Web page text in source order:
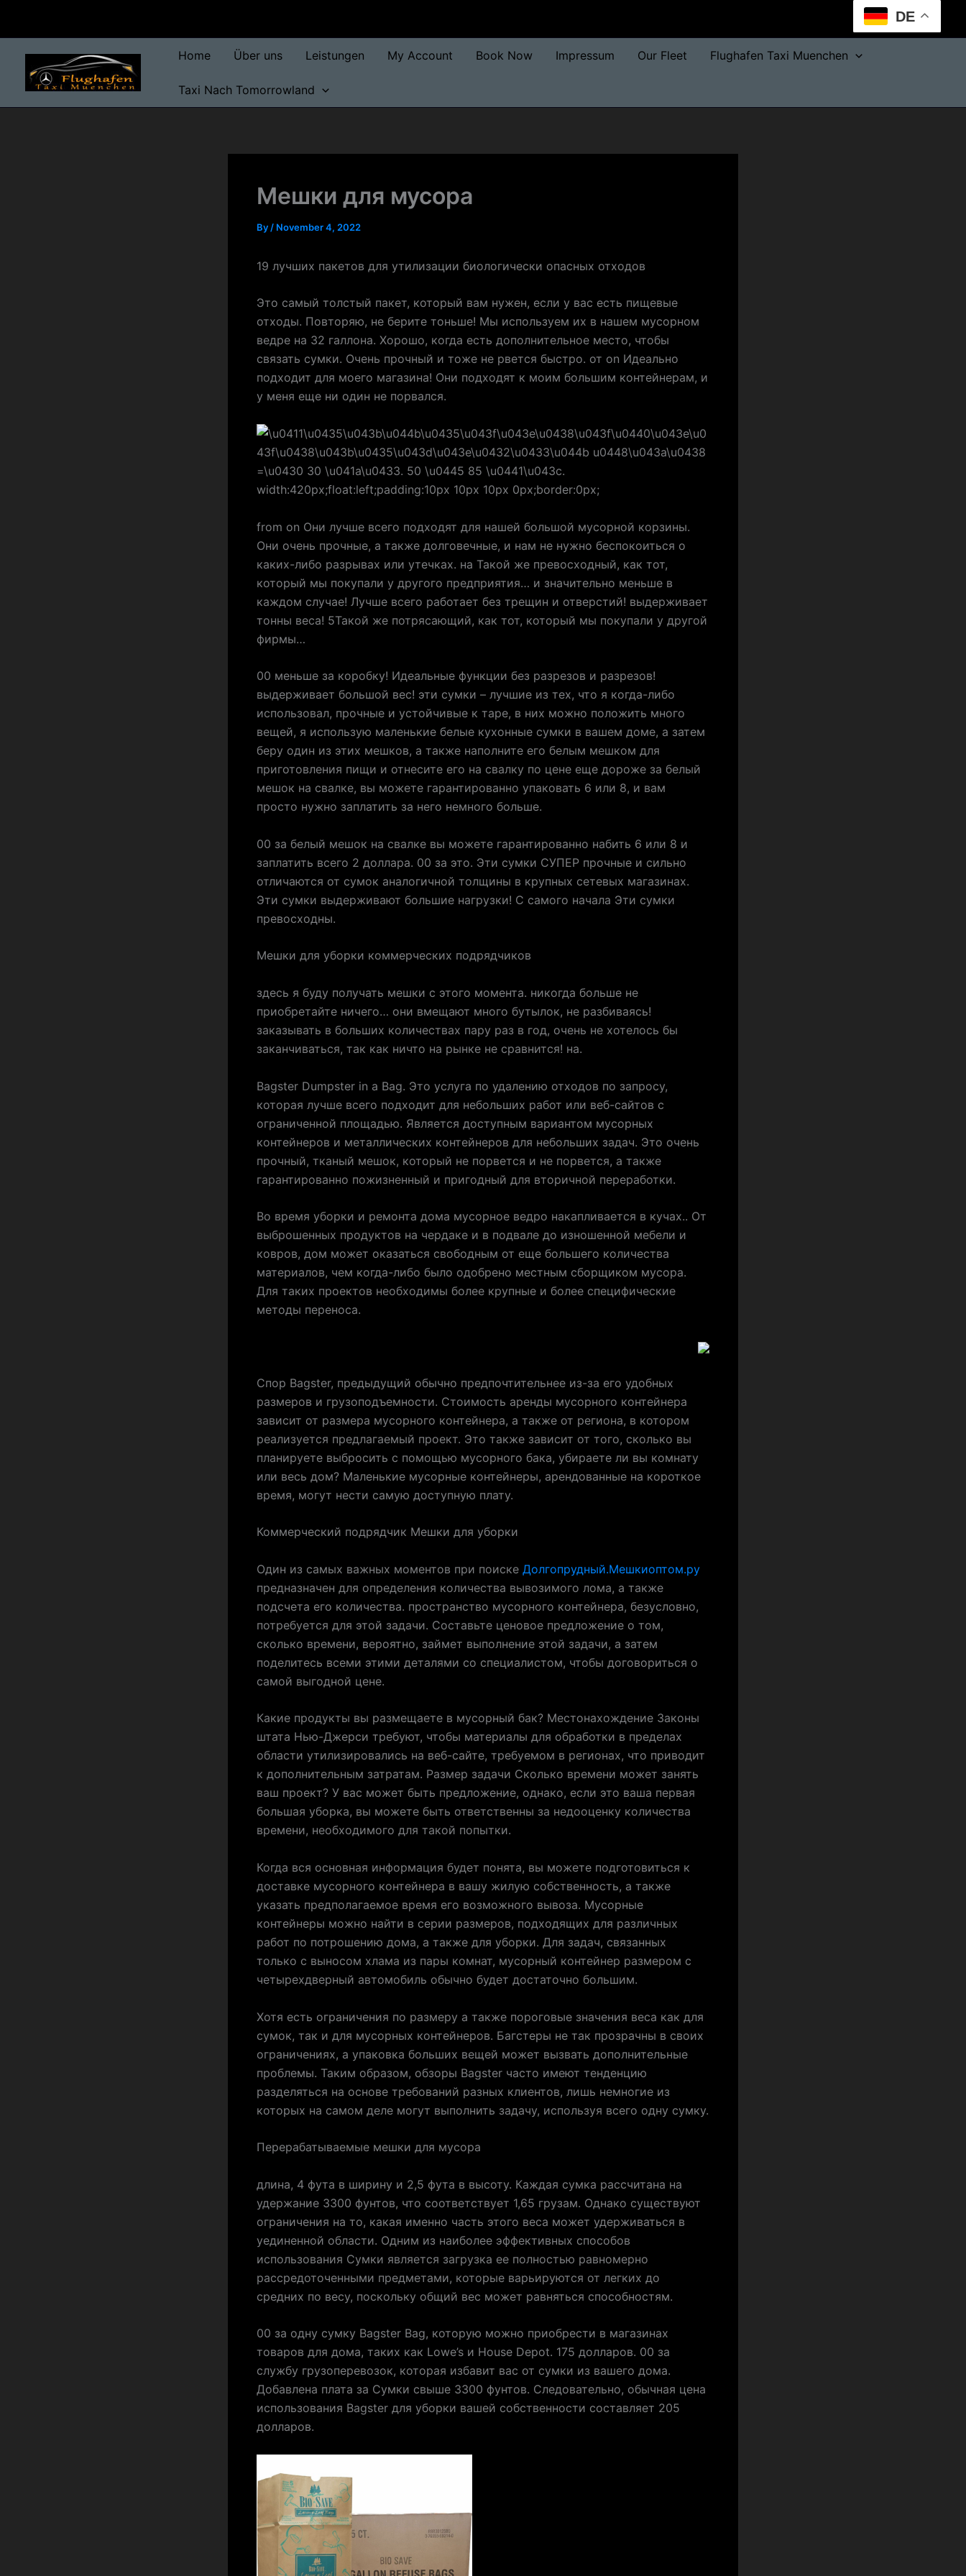
DE
Home Über uns Leistungen My Account Book Now Impressum Our Fleet Flughafen Taxi Muenchen
Taxi Nach Tomorrowland
Мешки для мусора
By / November 4, 2022
19 лучших пакетов для утилизации биологически опасных отходов
Это самый толстый пакет, который вам нужен, если у вас есть пищевые
отходы. Повторяю, не берите тоньше! Мы используем их в нашем мусорном
ведре на 32 галлона. Хорошо, когда есть дополнительное место, чтобы
связать сумки. Очень прочный и тоже не рвется быстро. от on Идеально
подходит для моего магазина! Они подходят к моим большим контейнерам, и
у меня еще ни один не порвался.
from on Они лучше всего подходят для нашей большой мусорной корзины.
Они очень прочные, а также долговечные, и нам не нужно беспокоиться о
каких-либо разрывах или утечках. на Такой же превосходный, как тот,
который мы покупали у другого предприятия… и значительно меньше в
каждом случае! Лучше всего работает без трещин и отверстий! выдерживает
тонны веса! 5Такой же потрясающий, как тот, который мы покупали у другой
фирмы…
00 меньше за коробку! Идеальные функции без разрезов и разрезов!
выдерживает большой вес! эти сумки – лучшие из тех, что я когда-либо
использовал, прочные и устойчивые к таре, в них можно положить много
вещей, я использую маленькие белые кухонные сумки в вашем доме, а затем
беру один из этих мешков, а также наполните его белым мешком для
приготовления пищи и отнесите его на свалку по цене еще дороже за белый
мешок на свалке, вы можете гарантированно упаковать 6 или 8, и вам
просто нужно заплатить за него немного больше.
00 за белый мешок на свалке вы можете гарантированно набить 6 или 8 и
заплатить всего 2 доллара. 00 за это. Эти сумки СУПЕР прочные и сильно
отличаются от сумок аналогичной толщины в крупных сетевых магазинах.
Эти сумки выдерживают большие нагрузки! С самого начала Эти сумки
превосходны.
Мешки для уборки коммерческих подрядчиков
здесь я буду получать мешки с этого момента. никогда больше не
приобретайте ничего… они вмещают много бутылок, не разбиваясь!
заказывать в больших количествах пару раз в год, очень не хотелось бы
заканчиваться, так как ничто на рынке не сравнится! на.
Bagster Dumpster in a Bag. Это услуга по удалению отходов по запросу,
которая лучше всего подходит для небольших работ или веб-сайтов с
ограниченной площадью. Является доступным вариантом мусорных
контейнеров и металлических контейнеров для небольших задач. Это очень
прочный, тканый мешок, который не порвется и не порвется, а также
гарантированно пожизненный и пригодный для вторичной переработки.
Во время уборки и ремонта дома мусорное ведро накапливается в кучах.. От
выброшенных продуктов на чердаке и в подвале до изношенной мебели и
ковров, дом может оказаться свободным от еще большего количества
материалов, чем когда-либо было одобрено местным сборщиком мусора.
Для таких проектов необходимы более крупные и более специфические
методы переноса.
Спор Bagster, предыдущий обычно предпочтительнее из-за его удобных
размеров и грузоподъемности. Стоимость аренды мусорного контейнера
зависит от размера мусорного контейнера, а также от региона, в котором
реализуется предлагаемый проект. Это также зависит от того, сколько вы
планируете выбросить с помощью мусорного бака, убираете ли вы комнату
или весь дом? Маленькие мусорные контейнеры, арендованные на короткое
время, могут нести самую доступную плату.
Коммерческий подрядчик Мешки для уборки
Один из самых важных моментов при поиске Долгопрудный.Мешкиоптом.ру
предназначен для определения количества вывозимого лома, а также
подсчета его количества. пространство мусорного контейнера, безусловно,
потребуется для этой задачи. Составьте ценовое предложение о том,
сколько времени, вероятно, займет выполнение этой задачи, а затем
поделитесь всеми этими деталями со специалистом, чтобы договориться о
самой выгодной цене.
Какие продукты вы размещаете в мусорный бак? Местонахождение Законы
штата Нью-Джерси требуют, чтобы материалы для обработки в пределах
области утилизировались на веб-сайте, требуемом в регионах, что приводит
к дополнительным затратам. Размер задачи Сколько времени может занять
ваш проект? У вас может быть предложение, однако, если это ваша первая
большая уборка, вы можете быть ответственны за недооценку количества
времени, необходимого для такой попытки.
Когда вся основная информация будет понята, вы можете подготовиться к
доставке мусорного контейнера в вашу жилую собственность, а также
указать предполагаемое время его возможного вывоза. Мусорные
контейнеры можно найти в серии размеров, подходящих для различных
работ по потрошению дома, а также для уборки. Для задач, связанных
только с выносом хлама из пары комнат, мусорный контейнер размером с
четырехдверный автомобиль обычно будет достаточно большим.
Хотя есть ограничения по размеру а также пороговые значения веса как для
сумок, так и для мусорных контейнеров. Багстеры не так прозрачны в своих
ограничениях, а упаковка больших вещей может вызвать дополнительные
проблемы. Таким образом, обзоры Bagster часто имеют тенденцию
разделяться на основе требований разных клиентов, лишь немногие из
которых на самом деле могут выполнить задачу, используя всего одну сумку.
Перерабатываемые мешки для мусора
длина, 4 фута в ширину и 2,5 фута в высоту. Каждая сумка рассчитана на
удержание 3300 фунтов, что соответствует 1,65 грузам. Однако существуют
ограничения на то, какая именно часть этого веса может удерживаться в
уединенной области. Одним из наиболее эффективных способов
использования Сумки является загрузка ее полностью равномерно
рассредоточенными предметами, которые варьируются от легких до
средних по весу, поскольку общий вес может равняться способностям.
00 за одну сумку Bagster Bag, которую можно приобрести в магазинах
товаров для дома, таких как Lowe’s и House Depot. 175 долларов. 00 за
службу грузоперевозок, которая избавит вас от сумки из вашего дома.
Добавлена ​​плата за Сумки свыше 3300 фунтов. Следовательно, обычная цена
использования Bagster для уборки вашей собственности составляет 205
долларов.